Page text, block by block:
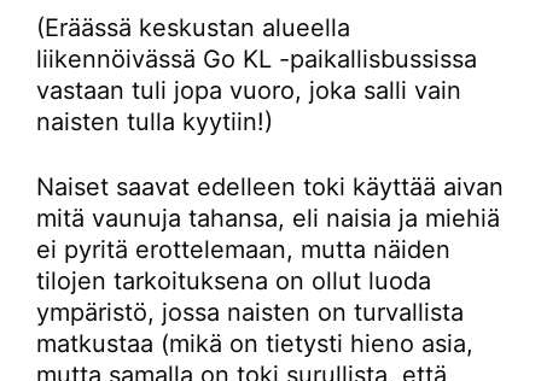
(Eräässä keskustan alueella
liikennöivässä Go KL -paikallisbussissa
vastaan tuli jopa vuoro, joka salli vain
naisten tulla kyytiin!)
Naiset saavat edelleen toki käyttää aivan
mitä vaunuja tahansa, eli naisia ja miehiä
ei pyritä erottelemaan, mutta näiden
tilojen tarkoituksena on ollut luoda
ympäristö, jossa naisten on turvallista
matkustaa (mikä on tietysti hieno asia,
mutta samalla on toki surullista, että